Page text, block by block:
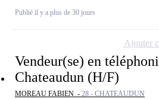
Publié il y a plus de 30 jours
Vendeur(se) en
Chateaudun (H/F)
MOREAU FABIEN - 28 - CHATEAUDUN
Ajouter